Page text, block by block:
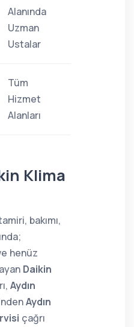
Alanında
Uzman
Ustalar
Tüm
Hizmet
Alanları
Klima
bakımı,
henüz
Daikin
Aydın
Aydın
çağrı